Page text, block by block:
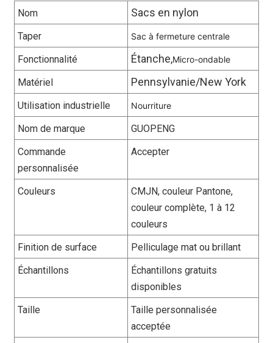
Nom Sacs en nylon
Taper Sac à fermeture centrale
Fonctionnalité Étanche,Micro-ondable
Matériel Pennsylvanie/New York
Utilisation industrielle Nourriture
Nom de marque
GUOPENG
Commande
personnalisée
Accepter
Couleurs
CMJN, couleur Pantone,
couleur complète, 1 à 12
couleurs
Finition de surface
Pelliculage mat ou brillant
Échantillons
Échantillons gratuits
disponibles
Taille
Taille personnalisée
acceptée